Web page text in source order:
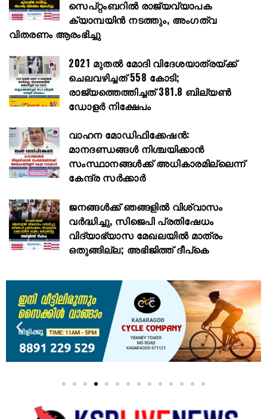
സെപ്റ്റംബറിൽ രാജ്യവ്യാപക
ക്യാമ്പയിൻ നടത്തും, അംഗത്വ
വിതരണം ആരംഭിച്ചു
2021 മുതൽ മോദി വിദേശയാത്രയ്ക്ക്
ചെലവഴിച്ചത് 558 കോടി;
രാജ്യത്തെത്തിച്ചത് 381.8 ബില്യൺ
ഡോളർ നിക്ഷേപം
വാഹന മോഡിഫിക്കേഷൻ:
മാനദണ്ഡങ്ങൾ നിശ്ചയിക്കാൻ
സംസ്ഥാനങ്ങൾക്ക് അധികാരമില്ലെന്ന്
കേന്ദ്ര സർക്കാർ
ജനങ്ങൾക്ക് ഞങ്ങളിൽ വിശ്വാസം
വർദ്ധിച്ചു, സിജെപി പ്രതിഷേധം
വിദ്യാഭ്യാസ മേഖലയിൽ മാത്രം
ഒതുങ്ങില്ല; അഭിജിത്ത് ദീപ്കെ